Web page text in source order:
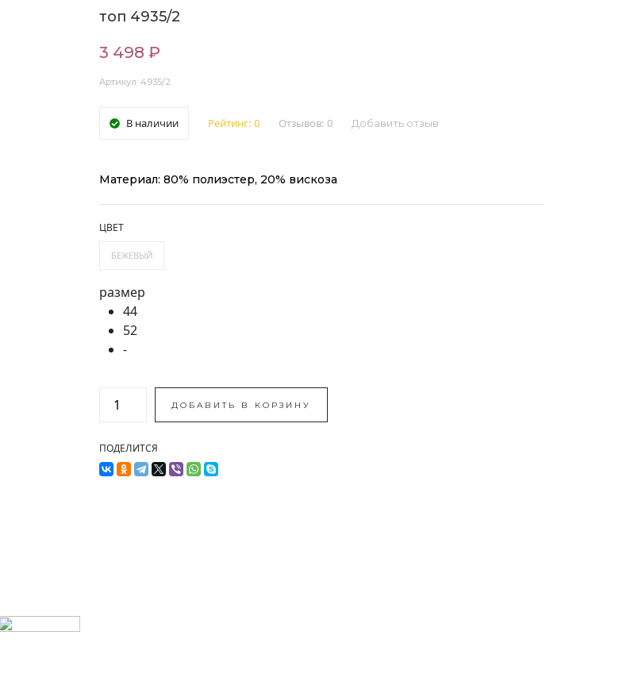
топ 4935/2
3 498 ₽
Артикул: 4935/2
В наличии Рейтинг: 0 Отзывов: 0 Добавить отзыв
Материал: 80% полиэстер, 20% вискоза
ЦВЕТ
БЕЖЕВЫЙ
размер
44
52
-
ДОБАВИТЬ В КОРЗИНУ
ПОДЕЛИТСЯ